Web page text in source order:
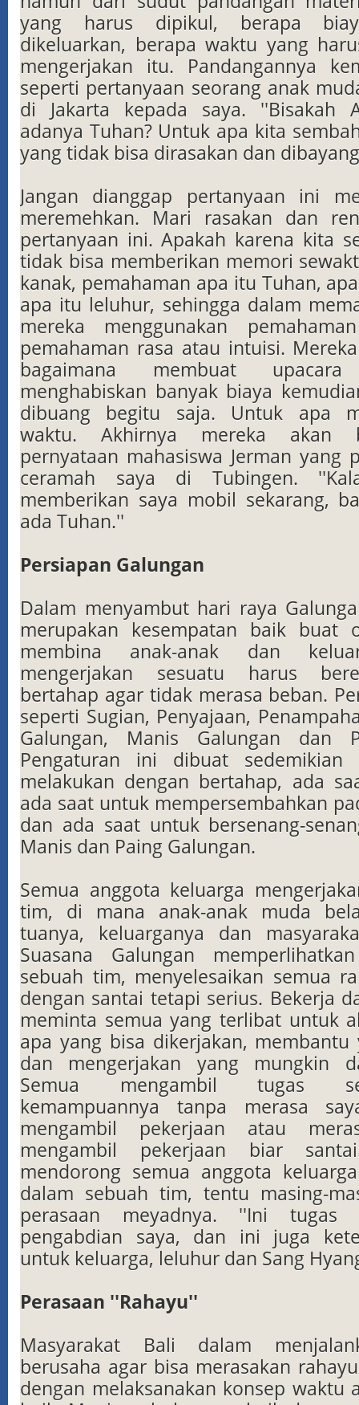
yang harus dipikul, berapa
dikeluarkan, berapa waktu yang
mengerjakan itu. Pandangannya
seperti pertanyaan seorang anak
di Jakarta kepada saya. ''Bisakah
adanya Tuhan? Untuk apa kita
yang tidak bisa dirasakan dan
Jangan dianggap pertanyaan ini
meremehkan. Mari rasakan dan
pertanyaan ini. Apakah karena kita
tidak bisa memberikan memori
kanak, pemahaman apa itu Tuhan,
apa itu leluhur, sehingga dalam
mereka menggunakan
pemahaman rasa atau intuisi.
bagaimana membuat
menghabiskan banyak biaya
dibuang begitu saja. Untuk apa
waktu. Akhirnya mereka akan
pernyataan mahasiswa Jerman yang
ceramah saya di Tubingen.
memberikan saya mobil sekarang,
ada Tuhan.''
Persiapan Galungan
Dalam menyambut hari raya
merupakan kesempatan baik buat
membina anak-anak dan
mengerjakan sesuatu harus
bertahap agar tidak merasa beban.
seperti Sugian, Penyajaan,
Galungan, Manis Galungan dan
Pengaturan ini dibuat
melakukan dengan bertahap, ada
ada saat untuk mempersembahkan
dan ada saat untuk bersenang-
Manis dan Paing Galungan.
Semua anggota keluarga
tim, di mana anak-anak muda
tuanya, keluarganya dan
Suasana Galungan
sebuah tim, menyelesaikan semua
dengan santai tetapi serius. Bekerja
meminta semua yang terlibat untuk
apa yang bisa dikerjakan,
dan mengerjakan yang mungkin
Semua mengambil tugas
kemampuannya tanpa merasa
mengambil pekerjaan atau
mengambil pekerjaan biar
mendorong semua anggota
dalam sebuah tim, tentu masing-
perasaan meyadnya. ''Ini
pengabdian saya, dan ini juga
untuk keluarga, leluhur dan Sang
Perasaan ''Rahayu''
Masyarakat Bali dalam
berusaha agar bisa merasakan
dengan melaksanakan konsep waktu